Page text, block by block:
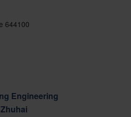
644100
Engineering